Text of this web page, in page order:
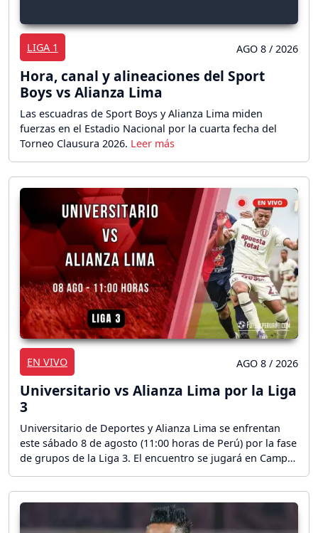
LIGA 1 AGO 8 / 2026
Hora, canal y alineaciones del Sport
Boys vs Alianza Lima
Las escuadras de Sport Boys y Alianza Lima miden
fuerzas en el Estadio Nacional por la cuarta fecha del
Torneo Clausura 2026.
EN VIVO AGO 8 / 2026
Universitario vs Alianza Lima por la Liga
3
Universitario de Deportes y Alianza Lima se enfrentan
este sábado 8 de agosto (11:00 horas de Perú) por la fase
de grupos de la Liga 3. El encuentro se jugará en Campo
Mar U de Lurín ¡Sigue el partido en directo!